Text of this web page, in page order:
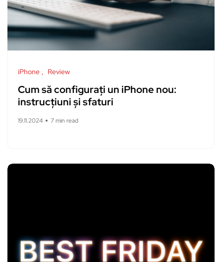
iPhone Review
Cum să configurați un iPhone nou:
instrucțiuni și sfaturi
19.11.2024 7 min read